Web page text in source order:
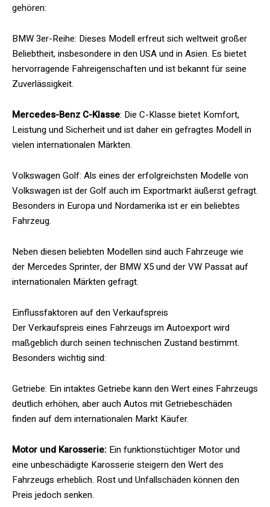
gehören:
BMW 3er-Reihe: Dieses Modell erfreut sich weltweit großer
Beliebtheit, insbesondere in den USA und in Asien. Es bietet
hervorragende Fahreigenschaften und ist bekannt für seine
Zuverlässigkeit.
Mercedes-Benz C-Klasse: Die C-Klasse bietet Komfort,
Leistung und Sicherheit und ist daher ein gefragtes Modell in
vielen internationalen Märkten.
Volkswagen Golf: Als eines der erfolgreichsten Modelle von
Volkswagen ist der Golf auch im Exportmarkt äußerst gefragt.
Besonders in Europa und Nordamerika ist er ein beliebtes
Fahrzeug.
Neben diesen beliebten Modellen sind auch Fahrzeuge wie
der Mercedes Sprinter, der BMW X5 und der VW Passat auf
internationalen Märkten gefragt.
Einflussfaktoren auf den Verkaufspreis
Der Verkaufspreis eines Fahrzeugs im Autoexport wird
maßgeblich durch seinen technischen Zustand bestimmt.
Besonders wichtig sind:
Getriebe: Ein intaktes Getriebe kann den Wert eines Fahrzeugs
deutlich erhöhen, aber auch Autos mit Getriebeschäden
finden auf dem internationalen Markt Käufer.
Motor und Karosserie: Ein funktionstüchtiger Motor und
eine unbeschädigte Karosserie steigern den Wert des
Fahrzeugs erheblich. Rost und Unfallschäden können den
Preis jedoch senken.